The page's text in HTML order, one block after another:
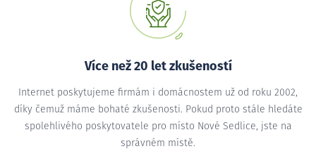
Více než 20 let zkušeností
Internet poskytujeme firmám i domácnostem už od roku 2002,
díky čemuž máme bohaté zkušenosti. Pokud proto stále hledáte
spolehlivého poskytovatele pro místo Nové Sedlice, jste na
správném místě.